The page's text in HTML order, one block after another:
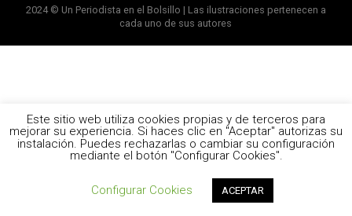
2024 © Un Periodista en el Bolsillo | Las ilustraciones pertenecen a
cada uno de sus autores
Este sitio web utiliza cookies propias y de terceros para
mejorar su experiencia. Si haces clic en "Aceptar" autorizas su
instalación. Puedes rechazarlas o cambiar su configuración
mediante el botón "Configurar Cookies".
Configurar Cookies ACEPTAR